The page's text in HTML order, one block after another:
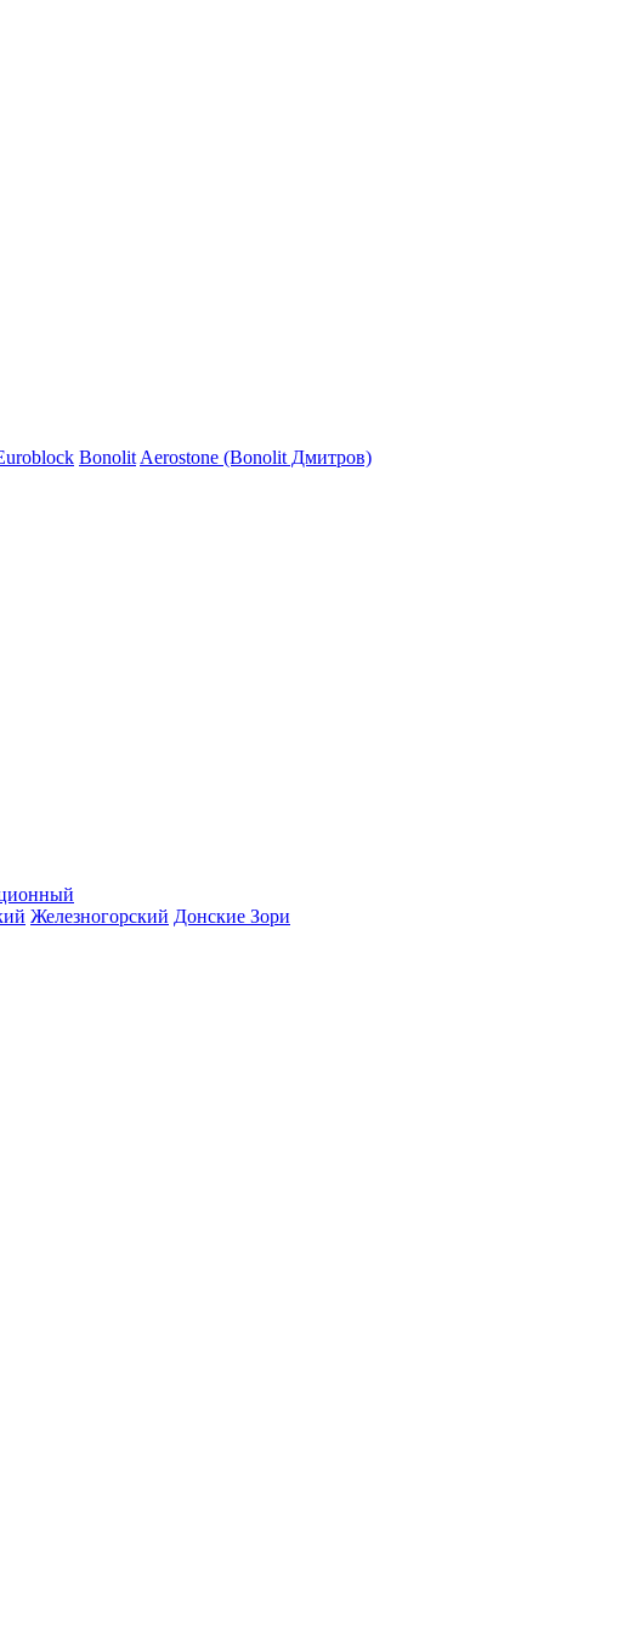
Bonolit Aerostone (Bonolit Дмитров)
Железногорский Донские Зори